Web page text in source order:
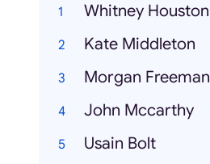
Whitney Houston
Kate Middleton
Morgan Freeman
John Mccarthy
Usain Bolt